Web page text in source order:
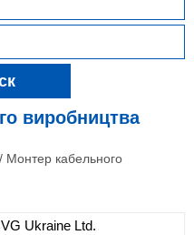
виробництва
/ Монтер кабельного
Ukraine Ltd.